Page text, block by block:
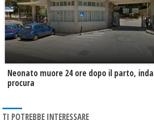
Neonato muore 24 ore dopo il parto,
procura
TI POTREBBE INTERESSARE